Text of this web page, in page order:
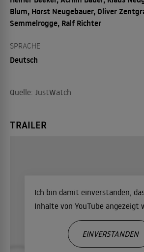
Blum, Horst Neugebauer, Oliver
Semmelrogge, Ralf Richter
SPRACHE
Deutsch
Quelle: JustWatch
TRAILER
Ich bin damit einverstanden,
Inhalte von YouTube angezeigt
EINVERSTANDEN